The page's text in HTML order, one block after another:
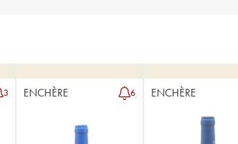
3 ENCHÈRE 6 ENCHÈRE